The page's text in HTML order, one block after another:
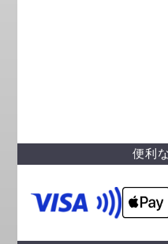
便利